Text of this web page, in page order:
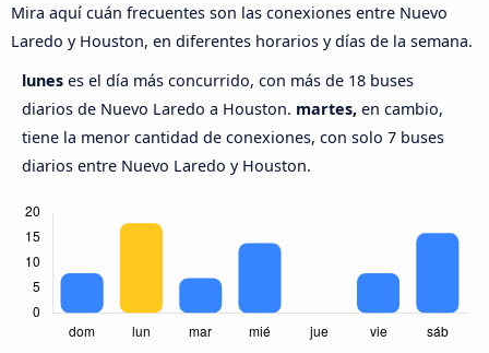
Mira aquí cuán frecuentes son las conexiones entre Nuevo
Laredo y Houston, en diferentes horarios y días de la semana.
lunes es el día más concurrido, con más de 18 buses
diarios de Nuevo Laredo a Houston. martes, en cambio,
tiene la menor cantidad de conexiones, con solo 7 buses
diarios entre Nuevo Laredo y Houston.